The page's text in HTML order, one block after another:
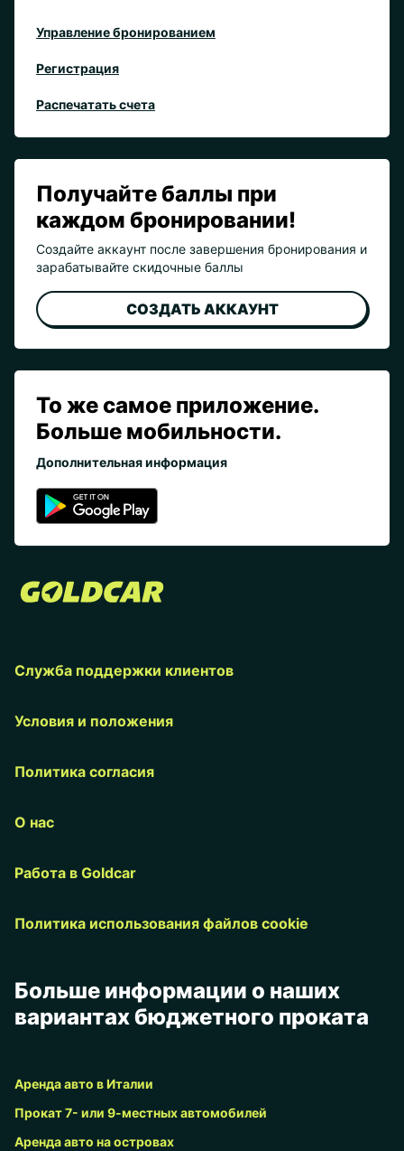
Управление бронированием
Регистрация
Распечатать счета
Получайте баллы при
каждом бронировании!
Создайте аккаунт после завершения бронирования и
зарабатывайте скидочные баллы
СОЗДАТЬ АККАУНТ
То же самое приложение.
Больше мобильности.
Дополнительная информация
Служба поддержки клиентов
Условия и положения
Политика согласия
О нас
Работа в Goldcar
Политика использования файлов cookie
Больше информации о наших
вариантах бюджетного проката
Аренда авто в Италии
Прокат 7- или 9-местных автомобилей
Аренда авто на островах